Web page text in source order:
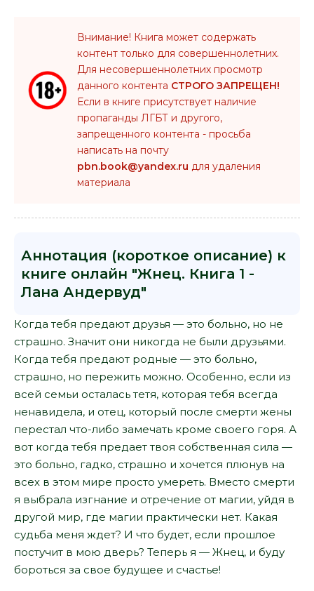
Внимание! Книга может содержать
контент только для совершеннолетних.
Для несовершеннолетних просмотр
данного контента СТРОГО ЗАПРЕЩЕН!
Если в книге присутствует наличие
пропаганды ЛГБТ и другого,
запрещенного контента - просьба
написать на почту
pbn.book@yandex.ru для удаления
материала
Аннотация (короткое описание) к
книге онлайн "Жнец. Книга 1 -
Лана Андервуд"
Когда тебя предают друзья — это больно, но не
страшно. Значит они никогда не были друзьями.
Когда тебя предают родные — это больно,
страшно, но пережить можно. Особенно, если из
всей семьи осталась тетя, которая тебя всегда
ненавидела, и отец, который после смерти жены
перестал что-либо замечать кроме своего горя. А
вот когда тебя предает твоя собственная сила —
это больно, гадко, страшно и хочется плюнув на
всех в этом мире просто умереть. Вместо смерти
я выбрала изгнание и отречение от магии, уйдя в
другой мир, где магии практически нет. Какая
судьба меня ждет? И что будет, если прошлое
постучит в мою дверь? Теперь я — Жнец, и буду
бороться за свое будущее и счастье!